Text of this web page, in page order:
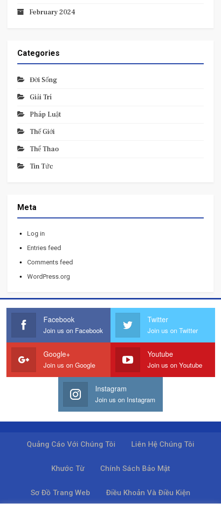
February 2024
Categories
Đời Sống
Giải Trí
Pháp Luật
Thế Giới
Thể Thao
Tin Tức
Meta
Log in
Entries feed
Comments feed
WordPress.org
Facebook
Join us on Facebook
Twitter
Join us on Twitter
Google+
Join us on Google
Youtube
Join us on Youtube
Instagram
Join us on Instagram
Quảng Cáo Với Chúng Tôi Liên Hệ Chúng Tôi
Khước Từ Chính Sách Bảo Mật
Sơ Đồ Trang Web Điều Khoản Và Điều Kiện